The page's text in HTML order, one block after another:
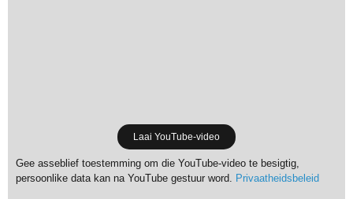
Laai YouTube-video
Gee asseblief toestemming om die YouTube-video te besigtig,
persoonlike data kan na YouTube gestuur word.
Privaatheidsbeleid